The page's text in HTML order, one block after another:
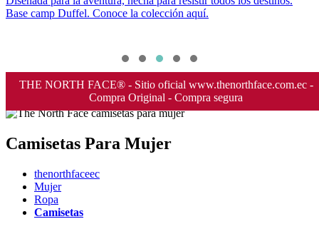
Base camp Duffel. Conoce la colección aquí.
THE NORTH FACE® - Sitio oficial www.thenorthface.com.ec -
Compra Original - Compra segura
Camisetas Para Mujer
thenorthfaceec
Mujer
Ropa
Camisetas